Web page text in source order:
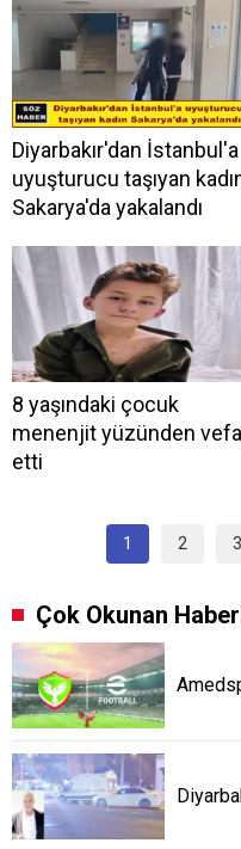
Diyarbakır'dan İstanbul'a
uyuşturucu taşıyan
Sakarya'da yakalandı
8 yaşındaki çocuk
menenjit yüzünden
etti
1 2 3
Çok Okunan